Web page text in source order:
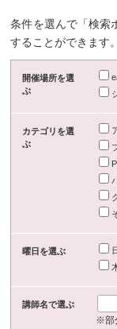
条件を選んで「検索
することができます。
開催場所を選
ぶ
カテゴリを選
ぶ
曜日を選ぶ
講師名で選ぶ
※部